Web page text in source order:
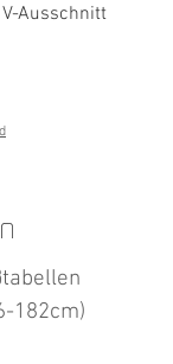
Ausschnitt
182cm)